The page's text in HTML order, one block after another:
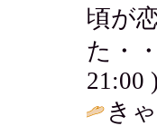
頃が
た・
21:00 )
き